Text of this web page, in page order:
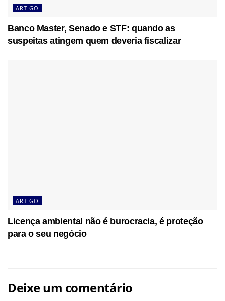
ARTIGO
Banco Master, Senado e STF: quando as
suspeitas atingem quem deveria fiscalizar
ARTIGO
Licença ambiental não é burocracia, é proteção
para o seu negócio
Deixe um comentário